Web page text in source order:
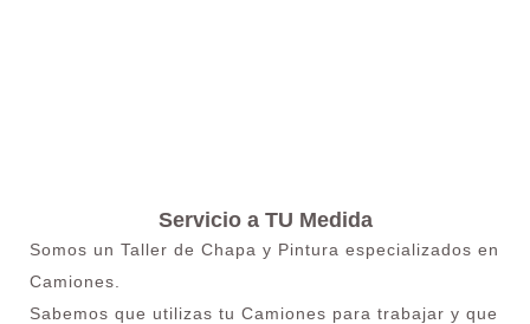
Servicio a TU Medida
Somos un Taller de Chapa y Pintura especializados en
Camiones.
Sabemos que utilizas tu Camiones para trabajar y que